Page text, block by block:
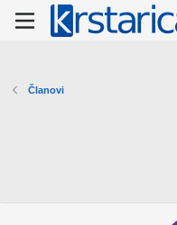
Članovi